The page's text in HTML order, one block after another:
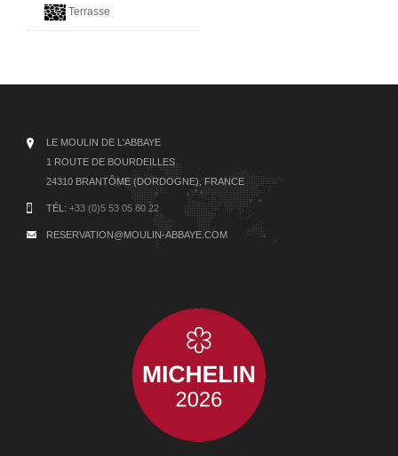
Terrasse
LE MOULIN DE L'ABBAYE
1 ROUTE DE BOURDEILLES
24310 BRANTÔME (DORDOGNE), FRANCE
TÉL: +33 (0)5 53 05 80 22
RESERVATION@MOULIN-ABBAYE.COM